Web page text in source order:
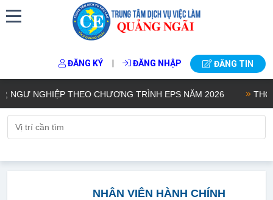
ĐĂNG KÝ | ĐĂNG NHẬP ĐĂNG TIN
NGHIỆP THEO CHƯƠNG TRÌNH EPS NĂM 2026
NHÂN VIÊN HÀNH CHÍNH